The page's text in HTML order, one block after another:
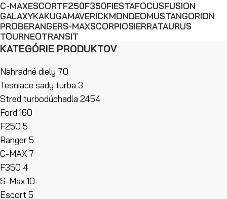
C-MAXESCORTF250F350FIESTAFOCUSFUSION
GALAXYKAKUGAMAVERICKMONDEOMUSTANGORION
PROBERANGERS-MAXSCORPIOSIERRATAURUS
TOURNEOTRANSIT
KATEGÓRIE PRODUKTOV
Nahradné diely 70
Tesniace sady turba 3
Stred turbodúchadla 2454
Ford 160
F250 5
Ranger5
C-MAX 7
F350 4
S-Max10
Escort 5